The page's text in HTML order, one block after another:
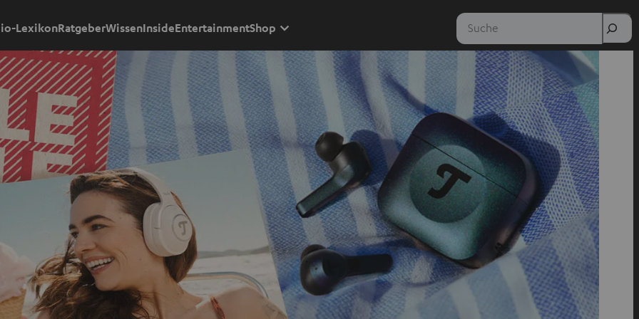
LexikonRatgeberWissenInsideEntertainmentShop Suche